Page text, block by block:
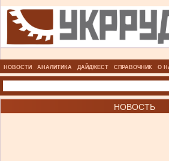
НОВОСТИ АНАЛИТИКА ДАЙДЖЕСТ СПРАВОЧНИК О
НОВОСТЬ